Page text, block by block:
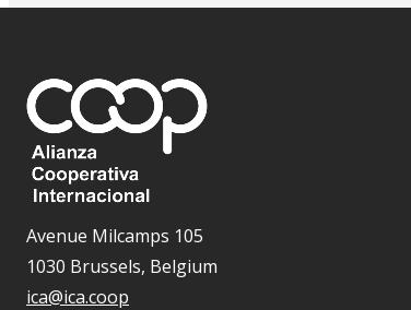
Avenue Milcamps 105
1030 Brussels, Belgium
ica@ica.coop